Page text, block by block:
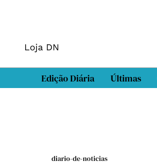
Loja DN
Edição Diária Últimas
diario-de-noticias